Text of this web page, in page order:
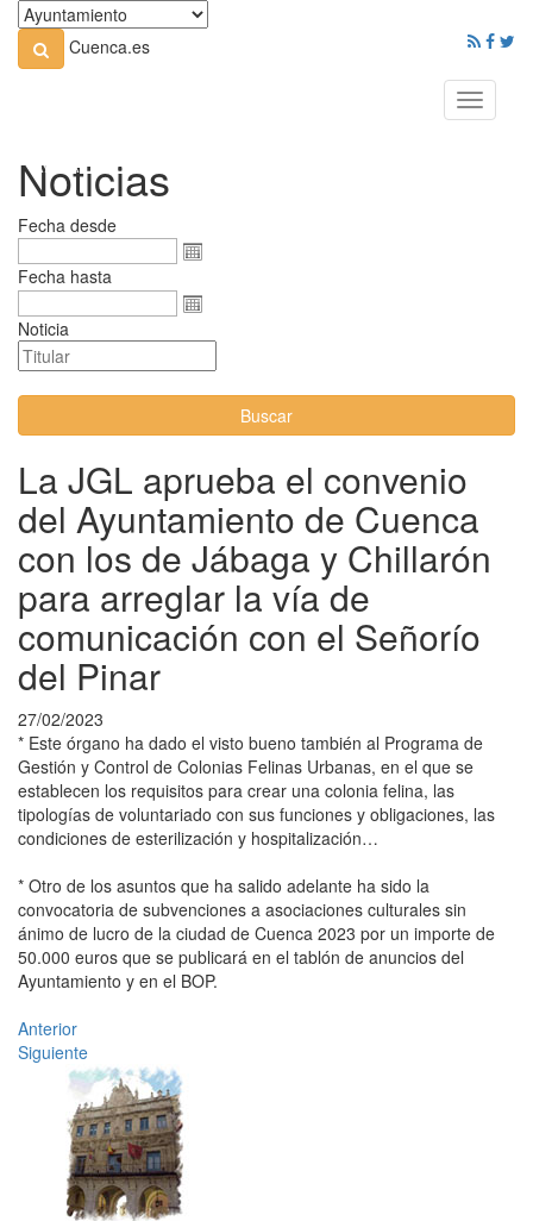
Cuenca.es
Toggle
Noticias
Fecha desde
Fecha hasta
Noticia
Buscar
La JGL aprueba el convenio
del Ayuntamiento de Cuenca
con los de Jábaga y Chillarón
para arreglar la vía de
comunicación con el Señorío
del Pinar
27/02/2023
* Este órgano ha dado el visto bueno también al Programa de
Gestión y Control de Colonias Felinas Urbanas, en el que se
establecen los requisitos para crear una colonia felina, las
tipologías de voluntariado con sus funciones y obligaciones, las
condiciones de esterilización y hospitalización…
* Otro de los asuntos que ha salido adelante ha sido la
convocatoria de subvenciones a asociaciones culturales sin
ánimo de lucro de la ciudad de Cuenca 2023 por un importe de
50.000 euros que se publicará en el tablón de anuncios del
Ayuntamiento y en el BOP.
Anterior
Siguiente